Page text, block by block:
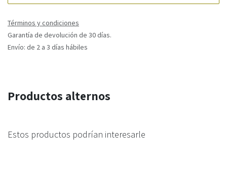
Términos y condiciones
Garantía de devolución de 30 días.
Envío: de 2 a 3 días hábiles
Productos alternos
Estos productos podrían interesarle